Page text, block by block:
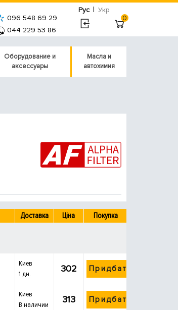
Рус | Укр
096 548 69 29
044 229 53 86
0
Оборудование и
аксессуары
Масла и
автохимия
Доставка Ціна Покупка
Киев
1 дн.
302 Придбати
Киев
В наличии
313 Придбати